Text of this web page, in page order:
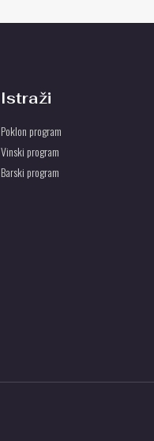
Istraži
Poklon program
Vinski program
Barski program